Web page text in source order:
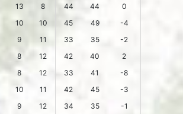
13 8 44 44
0
10 10 45 49
-4
9 11 33 35
-2
8 12 42 40
2
8 12 33 41
-8
10 11 42 45
-3
9 12 34 35 -1